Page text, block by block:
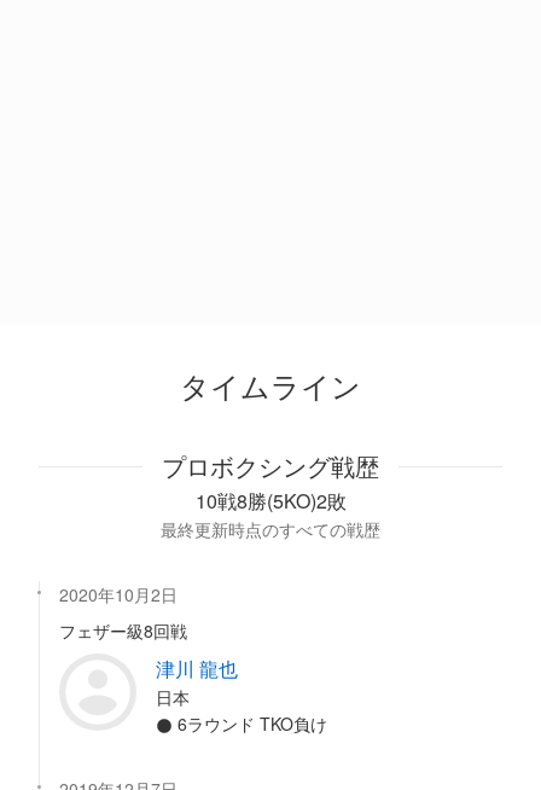
タイムライン
プロボクシング戦歴
10戦8勝(5KO)2敗
最終更新時点のすべての戦歴
2020年10月2日
フェザー級8回戦
津川 龍也
日本
6ラウンド TKO負け